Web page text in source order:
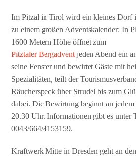
Im Pitzal in Tirol wird ein kleines Dorf
zu einem großen Adventskalender: In
1600 Metern Höhe öffnet zum
Pitztaler Bergadvent jeden Abend ein
seine Fenster und bewirtet Gäste mit
Spezialitäten, teilt der
Räucherspeck über Strudel bis zum
dabei. Die Bewirtung beginnt an
20.30 Uhr. Informationen gibt es unter
0043/664/4153159.
Kraftwerk Mitte in Dresden geht an